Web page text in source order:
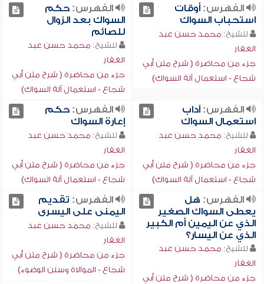
الفهرس:أوقات
استحباب السواك
للشيخ: محمد حسن عبد
الغفار
جزء من محاضرة ( شرح متن أبي
شجاع - استعمال آلة السواك)
الفهرس:حكم
السواك بعد الزوال
للصائم
للشيخ: محمد حسن عبد
الغفار
جزء من محاضرة ( شرح متن أبي
شجاع - استعمال آلة السواك)
الفهرس:آداب
استعمال السواك
للشيخ: محمد حسن عبد
الغفار
جزء من محاضرة ( شرح متن أبي
شجاع - استعمال آلة السواك)
الفهرس:حكم
إعارة السواك
للشيخ: محمد حسن عبد
الغفار
جزء من محاضرة ( شرح متن أبي
شجاع - استعمال آلة السواك)
الفهرس: هل
يعطى السواك الصغير
الذي عن اليمين أم الكبير
الذي عن اليسار؟
للشيخ: محمد حسن عبد
الغفار
جزء من محاضرة ( شرح متن أبي
الفهرس: تقديم
اليمنى على اليسرى
للشيخ: محمد حسن عبد
الغفار
جزء من محاضرة ( شرح متن أبي
شجاع - الموالاة وسنن الوضوء)